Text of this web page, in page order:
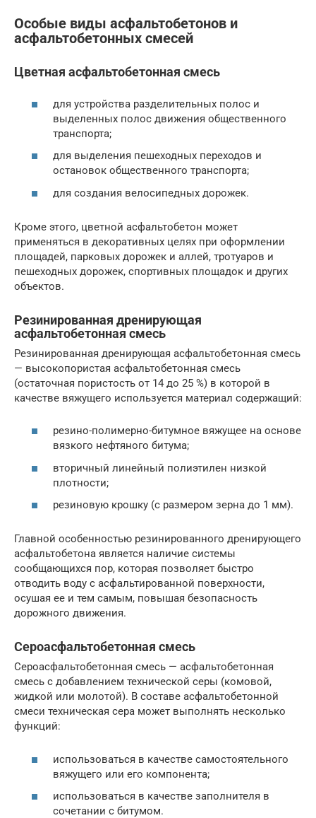
Особые виды асфальтобетонов и
асфальтобетонных смесей
Цветная асфальтобетонная смесь
для устройства разделительных полос и
выделенных полос движения общественного
транспорта;
для выделения пешеходных переходов и
остановок общественного транспорта;
для создания велосипедных дорожек.
Кроме этого, цветной асфальтобетон может
применяться в декоративных целях при оформлении
площадей, парковых дорожек и аллей, тротуаров и
пешеходных дорожек, спортивных площадок и других
объектов.
Резинированная дренирующая
асфальтобетонная смесь
Резинированная дренирующая асфальтобетонная смесь
— высокопористая асфальтобетонная смесь
(остаточная пористость от 14 до 25 %) в которой в
качестве вяжущего используется материал содержащий:
резино-полимерно-битумное вяжущее на основе
вязкого нефтяного битума;
вторичный линейный полиэтилен низкой
плотности;
резиновую крошку (с размером зерна до 1 мм).
Главной особенностью резинированного дренирующего
асфальтобетона является наличие системы
сообщающихся пор, которая позволяет быстро
отводить воду с асфальтированной поверхности,
осушая ее и тем самым, повышая безопасность
дорожного движения.
Сероасфальтобетонная смесь
Сероасфальтобетонная смесь — асфальтобетонная
смесь с добавлением технической серы (комовой,
жидкой или молотой). В составе асфальтобетонной
смеси техническая сера может выполнять несколько
функций:
использоваться в качестве самостоятельного
вяжущего или его компонента;
использоваться в качестве заполнителя в
сочетании с битумом.